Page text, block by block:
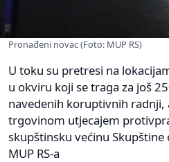
Pronađeni novac (Foto: MUP RS)
U toku su pretresi na
u okviru koji se traga za još
navedenih koruptivnih radnji,
trgovinom utjecajem
skupštinsku većinu Skupštine
MUP RS-a